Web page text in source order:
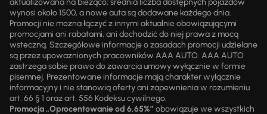
aktualizowana na bieżąco; średnia liczba dostępnych pojazdów
wynosi około 1500, a nowe auta są dodawane każdego dnia.
Promocji nie można łączyć z innymi aktualnie obowiązującymi
promocjami ani rabatami, ani dochodzić do niej prawa z mocą
wsteczną. Szczegółowe informacje o zasadach promocji udzielane
są przez upoważnionych pracowników AAA AUTO. AAA AUTO
zastrzega sobie prawo do zawarcia umowy wyłącznie w formie
pisemnej. Prezentowane informacje mają charakter wyłącznie
informacyjny i nie stanowią oferty ani zapewnienia w rozumieniu
art. 66 § 1 oraz art. 556 Kodeksu cywilnego.
Promocja „Oprocentowanie od 6,65%” obowiązuje we wszystkich